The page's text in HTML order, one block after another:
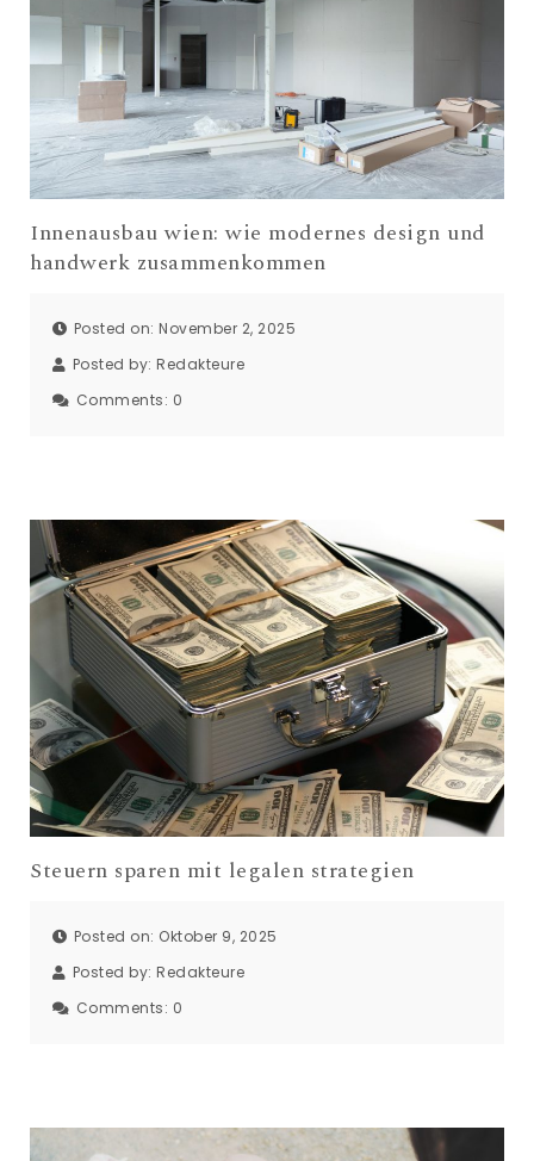
Innenausbau wien: wie modernes design und
handwerk zusammenkommen
Posted on: November 2, 2025
Posted by: Redakteure
Comments: 0
Steuern sparen mit legalen strategien
Posted on: Oktober 9, 2025
Posted by: Redakteure
Comments: 0